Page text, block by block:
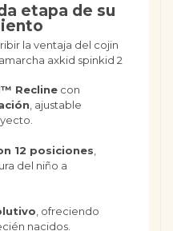
etapa de su
Recline con
, ajustable
12 posiciones
del niño a
, ofreciendo
nacidos.